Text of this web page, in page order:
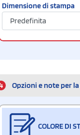
Dimensione di stampa
Opzioni e note per
COLORE DI